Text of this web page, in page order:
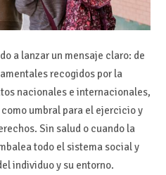
a lanzar un mensaje claro: de
recogidos por la
nacionales e internacionales,
umbral para el ejercicio y
Sin salud o cuando la
todo el sistema social y
individuo y su entorno.